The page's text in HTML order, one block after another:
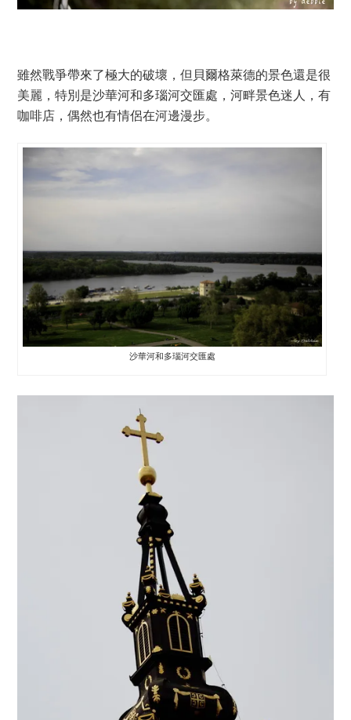
雖然戰爭帶來了極大的破壞，但貝爾格萊德的景色還是很
美麗，特別是沙華河和多瑙河交匯處，河畔景色迷人，有
咖啡店，偶然也有情侶在河邊漫步。
沙華河和多瑙河交匯處